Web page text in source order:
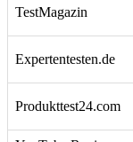
TestMagazin
Expertentesten.de
Produkttest24.com